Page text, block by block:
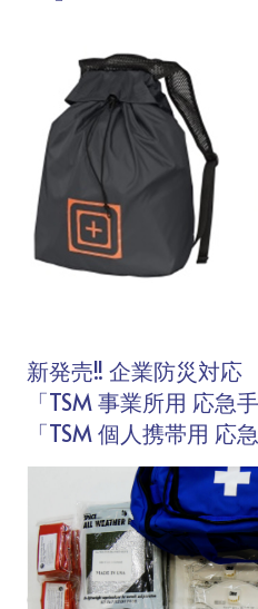
新発売!! 企業防災対応
「TSM 事業所用 応急
「TSM 個人携帯用 応